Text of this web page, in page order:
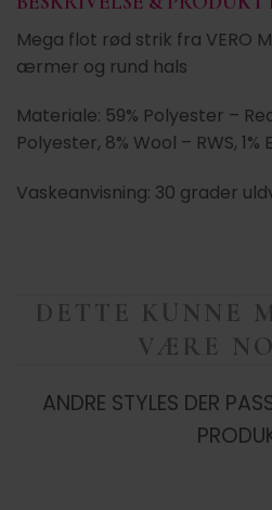
Mega flot rød strik fra VERO
ærmer og rund hals
Materiale: 59% Polyester –
Polyester, 8% Wool – RWS, 1%
Vaskeanvisning: 30 grader
DETTE KUNNE
VÆRE
ANDRE STYLES DER